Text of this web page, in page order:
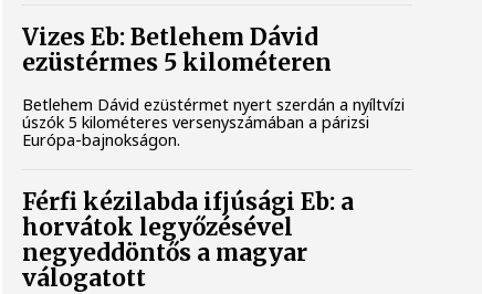
Vizes Eb: Betlehem Dávid
ezüstérmes 5 kilométeren
Betlehem Dávid ezüstérmet nyert szerdán a nyíltvízi
úszók 5 kilométeres versenyszámában a párizsi
Európa-bajnokságon.
Férfi kézilabda ifjúsági Eb: a
horvátok legyőzésével
negyeddöntős a magyar
válogatott